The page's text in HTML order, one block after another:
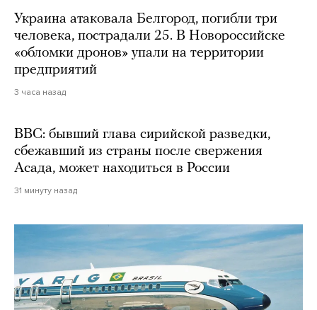
Украина атаковала Белгород, погибли три
человека, пострадали 25. В Новороссийске
«обломки дронов» упали на территории
предприятий
3 часа назад
BBC: бывший глава сирийской разведки,
сбежавший из страны после свержения
Асада, может находиться в России
31 минуту назад